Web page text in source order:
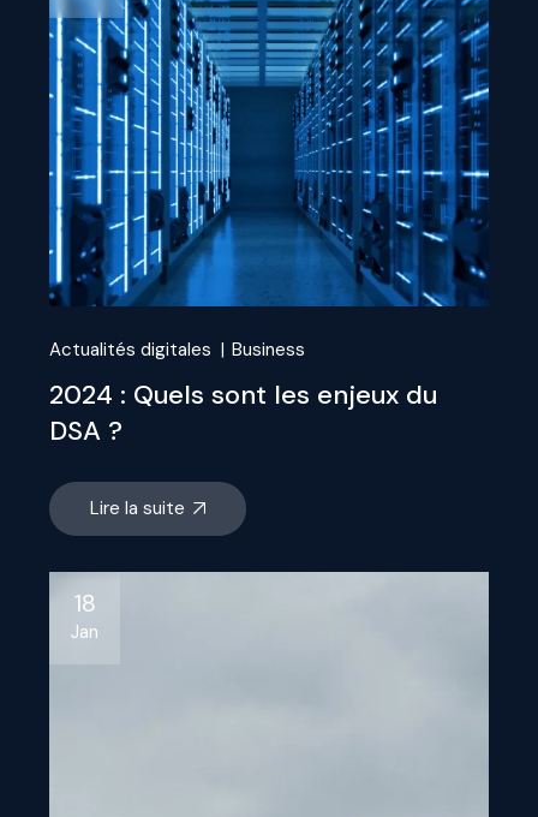
Actualités digitales Business
2024 : Quels sont les enjeux du
DSA ?
Lire la suite
18
Jan